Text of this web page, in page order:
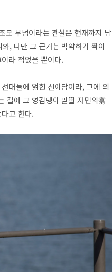
모 무덤이라는 전설은 현재까지 남
, 다만 그 근거는 박약하기 짝이
라 적었을 뿐이다.
대들에 얽힌 신이담이라, 그에 의
길에 그 영감탱이 맏딸 저민의翥
고 한다.